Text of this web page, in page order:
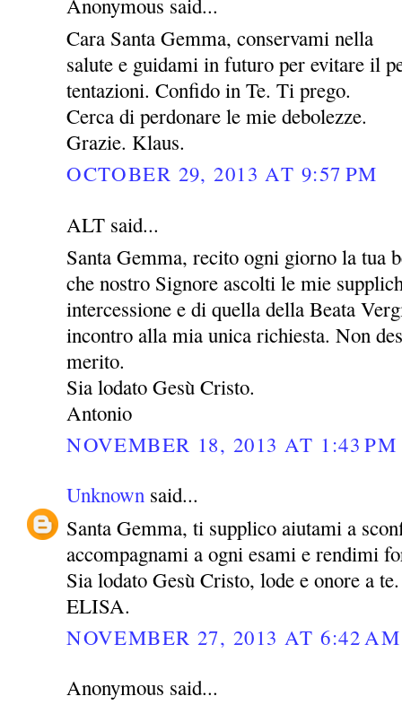
Cara Santa Gemma, conservami nella
salute e guidami in futuro per evitare il
tentazioni. Confido in Te. Ti prego.
Cerca di perdonare le mie debolezze.
Grazie. Klaus.
OCTOBER 29, 2013 AT 9:57 PM
ALT said...
Santa Gemma, recito ogni giorno la tua
che nostro Signore ascolti le mie
intercessione e di quella della Beata
incontro alla mia unica richiesta. Non
merito.
Sia lodato Gesù Cristo.
Antonio
NOVEMBER 18, 2013 AT 1:43 PM
Unknown said...
Santa Gemma, ti supplico aiutami a
accompagnami a ogni esami e rendimi
Sia lodato Gesù Cristo, lode e onore a te.
ELISA.
NOVEMBER 27, 2013 AT 6:42 AM
Anonymous said...